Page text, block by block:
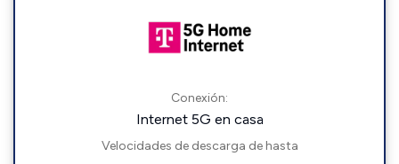
Conexión:
Internet 5G en casa
Velocidades de descarga de hasta